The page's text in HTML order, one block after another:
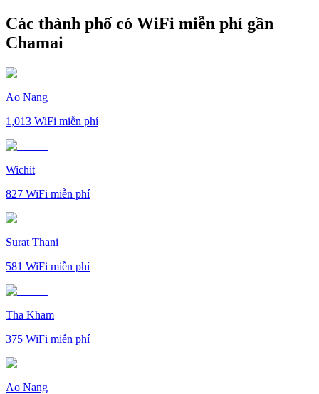
Các thành phố có WiFi miễn phí gần
Chamai
Ao Nang
1,013 WiFi miễn phí
Wichit
827 WiFi miễn phí
Surat Thani
581 WiFi miễn phí
Tha Kham
375 WiFi miễn phí
Ao Nang